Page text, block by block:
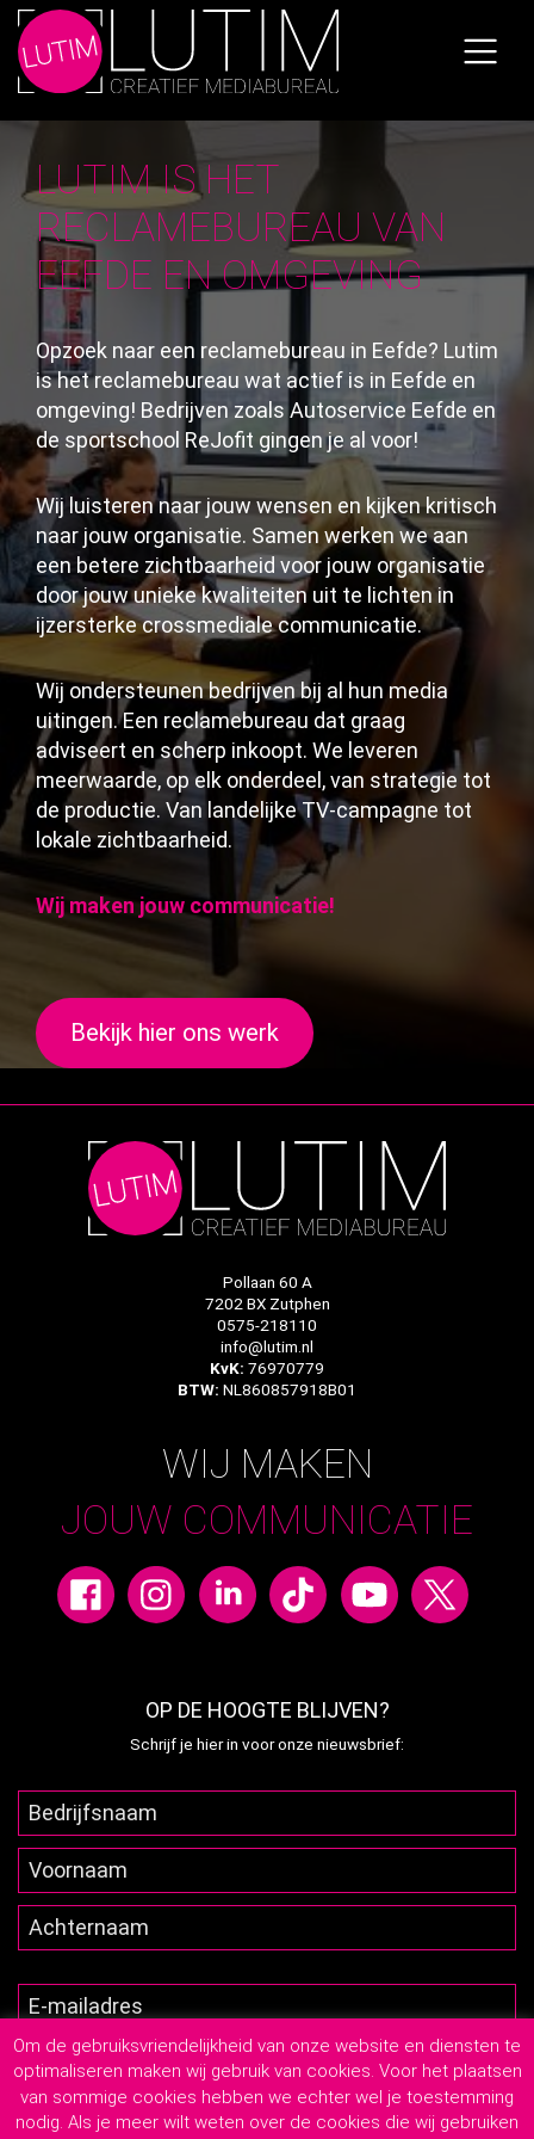
Skip
to
the
LUTIM IS HET
RECLAMEBUREAU VAN
EEFDE EN OMGEVING
Opzoek naar een reclamebureau in Eefde? Lutim
is het reclamebureau wat actief is in Eefde en
omgeving! Bedrijven zoals Autoservice Eefde en
de sportschool ReJofit gingen je al voor!
Wij luisteren naar jouw wensen en kijken kritisch
naar jouw organisatie. Samen werken we aan
een betere zichtbaarheid voor jouw organisatie
door jouw unieke kwaliteiten uit te lichten in
ijzersterke crossmediale communicatie.
Wij ondersteunen bedrijven bij al hun media
uitingen. Een reclamebureau dat graag
adviseert en scherp inkoopt. We leveren
meerwaarde, op elk onderdeel, van strategie tot
de productie. Van landelijke TV-campagne tot
lokale zichtbaarheid.
Wij maken jouw communicatie!
Bekijk hier ons werk
Pollaan 60 A
7202 BX Zutphen
0575-218110
info@lutim.nl
KvK: 76970779
BTW: NL860857918B01
WIJ MAKEN
JOUW COMMUNICATIE
OP DE HOOGTE BLIJVEN?
Schrijf je hier in voor onze nieuwsbrief:
Om de gebruiksvriendelijkheid van onze website en diensten te
optimaliseren maken wij gebruik van cookies. Voor het plaatsen
van sommige cookies hebben we echter wel je toestemming
nodig. Als je meer wilt weten over de cookies die wij gebruiken